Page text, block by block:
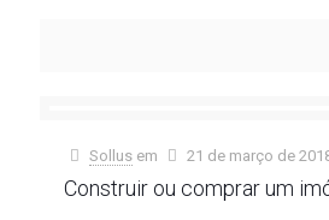
Sollus em 21 de março de
Construir ou comprar um